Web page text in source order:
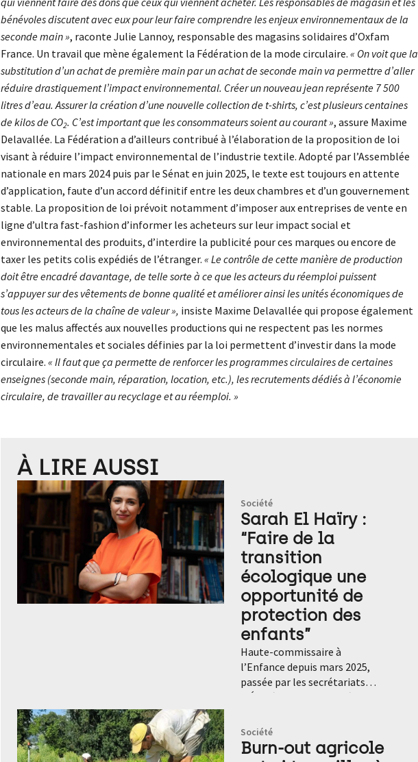
bénévoles discutent avec eux pour leur faire comprendre les enjeux environnementaux de la
seconde main », raconte Julie Lannoy, responsable des magasins solidaires d’Oxfam
France. Un travail que mène également la Fédération de la mode circulaire. « On voit que la
substitution d’un achat de première main par un achat de seconde main va permettre d’aller
réduire drastiquement l’impact environnemental. Créer un nouveau jean représente 7 500
litres d’eau. Assurer la création d’une nouvelle collection de t-shirts, c’est plusieurs centaines
de kilos de CO2. C’est important que les consommateurs soient au courant », assure Maxime
Delavallée. La Fédération a d’ailleurs contribué à l’élaboration de la proposition de loi
visant à réduire l’impact environnemental de l’industrie textile. Adopté par l’Assemblée
nationale en mars 2024 puis par le Sénat en juin 2025, le texte est toujours en attente
d’application, faute d’un accord définitif entre les deux chambres et d’un gouvernement
stable. La proposition de loi prévoit notamment d’imposer aux entreprises de vente en
ligne d’ultra fast-fashion d’informer les acheteurs sur leur impact social et
environnemental des produits, d’interdire la publicité pour ces marques ou encore de
taxer les petits colis expédiés de l’étranger. « Le contrôle de cette manière de production
doit être encadré davantage, de telle sorte à ce que les acteurs du réemploi puissent
s’appuyer sur des vêtements de bonne qualité et améliorer ainsi les unités économiques de
tous les acteurs de la chaîne de valeur », insiste Maxime Delavallée qui propose également
que les malus affectés aux nouvelles productions qui ne respectent pas les normes
environnementales et sociales définies par la loi permettent d’investir dans la mode
circulaire. « Il faut que ça permette de renforcer les programmes circulaires de certaines
enseignes (seconde main, réparation, location, etc.), les recrutements dédiés à l’économie
circulaire, de travailler au recyclage et au réemploi. »
À LIRE AUSSI
Société
Sarah El Haïry :
“Faire de la
transition
écologique une
opportunité de
protection des
enfants”
Haute-commissaire à l’Enfance depuis mars 2025, passée par les secrétariats d’État à la Jeunesse et à la Biodiversité, Sarah El Haïry souhaite que les enjeux de la transition soient l’occasion d’intégrer davantage la protection de l’enfance dans les politiques publiques. Deux avancées qui, selon elle, doivent aller de pair. Entretien. Propos recueillis par Réjane d’Espirac Quelles sont les missions du Haut-commissariat à l’Enfance ? La création du Haut-commissariat à l’Enfance a été annoncée le 28 décembre 2024 en réponse à une urgence : celle de protéger les plus jeunes de la précarité, de la violence et de l’isolement. La convention internationale des droits de l’enfant, adoptée le 20 novembre 1989 par les Nations-Unies, dit qu’un enfant a le droit de jouer et de grandir en sécurité. En France aujourd’hui, un enfant sur cinq est en situation de pauvreté. Au 31 décembre 2023, plus de 220000 enfants étaient pris en charge par l’Aide sociale à l’enfance. Cette précarité affecte l’accès à l’éducation, à la santé, aux loisirs, à la culture, au logement et à la mobilité. Notre première mission est de renforcer leur protection face à toutes les violences dont ils font l’objet. Nous intervenons aussi en matière de santé, d’accueil et d’accompagnement à la parentalité. L’un de mes chantiers est de développer une véritable culture de la prévention, permettant de réduire les risques au maximum, mais aussi de changer l’orientation de nos politiques publiques, encore trop axées sur le curatif. L’enfance n’est pas pensée, pour l’instant, de manière transversale et pluridisciplinaire. On envisage l’enfant sous le prisme de la santé, ou de l’éducation, ou de la justice… Je souhaite briser ces silos, afin de remettre l’enfant au centre. Pour cela, nous organisons la concertation entre des acteurs aux logiques parfois divergentes – institutions, entreprises, associations, services sociaux… – afin de parvenir à créer des coalitions. Comment intégrez-vous dans ces missions les enjeux de la transition ? L’important à mon sens est d’inclure l’enfant dans toutes les politiques de transition. Qu’il s’agisse d’aménagement urbain, de mobilité ou d’alimentation, il faut faire des nécessaires évolutions de ces secteurs une opportunité pour protéger les enfants. La transition écologique, comme la protection de l’enfance, doivent devenir des préoccupations centrales et transversales. Ce ne sont plus des sujets annexes. Leur prise en compte doit imprégner toutes nos décisions. C’est un changement de paradigme. Les enfants sont les premiers touchés par les questions de santé environnementale. Ce sont les plus vulnérables face à la pollution de l’air et à l’exposition à certaines substances toxiques. Comme ils sont les plus exposés, il faut penser l’ensemble des projets de transition à hauteur d’enfants. Nous avons envers eux une responsabilité de protection et d’accompagnement. C’est un combat commun : pour les enjeux que nous avons à porter, j’ai autant besoin de l’élu en charge de l’urbanisme que de celui qui s’occupe de la petite enfance. Vous avez des exemples ? Prenons la pollution lumineuse, très nuisible à la biodiversité. Les projets de smart cities intègrent la mise en place de capteurs de mouvement et de luminosité, afin d’adapter l’intensité lumineuse aux besoins. À ce dispositif, il faut inclure des capteurs à hauteur d’un enfant d’un mètre vingt – qui seront également utiles pour les personnes en fauteuil roulant. Idem pour les feux tricolores, que l’on peut équiper de détecteurs identifiant la présence d’enfants, afin d’allonger la durée des feux pour leur permettre de traverser à leur rythme en toute sécurité. Je ne suis pas techno-solutionniste, mais je me dis que l’on peut profiter de certaines opportunités pour adapter la ville aux enfants. Selon une étude récente de l’Ademe, l’agence de la transition écologique, les enfants d’aujourd’hui vont à l’école tout seuls à partir de 11 ans, soit un an plus tard que la génération de leurs parents, à cause des dangers perçus. Il faut rendre la ville plus sûre. L’Irlande, par exemple, a mis en place des pistes cyclables dédiées aux plus jeunes, interdites aux vélos électriques qui filent à toute allure ! Ne pas adapter la ville à leurs besoins, c’est prendre le risque de les cantonner encore plus dans leur chambre, où le monde virtuel et donc les réseaux sociaux les maintiennent déjà beaucoup. Un espace public où les enfants ne sont pas les bienvenus, c’est une discrimination. Quel est le niveau d’éco-anxiété chez les jeunes ? Il existe plusieurs niveaux. Selon un autre rapport publié par l’Ademe en 2025, 15% des Français sont “moyennement touchés” par l’éco-anxiété et 5% “très fortement touchés”. Les jeunes sont plus éco-anxieux que leurs aînés. Si l’éco-anxiété affecte 22% des 50-64 ans et 31% des 35-49 ans, elle concerne 33% des 15-24 ans et 39% des 25-34 ans. Ces deux classes d’âge sont aussi les plus exposées en termes de santé mentale : 8 à 10% des 15-34 ans s’avèrent “très fortement éco-anxieux”. Globalement, on distingue différents profils : les éco-indifférents, les éco-détachés, les éco-soucieux, les éco-préoccupés, les éco-alarmés, les éco-effrayés et les éco-terrifiés. L’étude montre aussi que les filles sont plus éco-anxieuses que les garçons. Comment répondre à cette éco-anxiété ? D’abord, il ne faut pas hésiter à l’exprimer auprès d’un professionnel de santé et à se faire accompagner. L’éco-anxiété est admise désormais comme un fait psycho-social ; ce n’est pas une lubie. Ensuite, il faut promouvoir l’action ; chaque éco-engagement agit comme un régulateur. Notre rôle est d’aider à systématiser des occasions de faire, dès le plus jeune âge. Aujourd’hui par exemple, nous accompagnons la création de potagers dans des crèches, car nous savons que plus l’enfant est au contact de la nature, plus il prend conscience de sa relation avec elle, plus il se sent acteur, plus cela nourrit sa santé physique et mentale. En tant que ministre j’ai également pu porter la présence d’éco-délégués dans les collèges et les lycées, ainsi que les services civiques écologiques qui permettent aux 16-25 ans de s’engager pour plusieurs mois dans une mission environnementale indemnisée. Ce sont des opportunités d’action. Comment l’école s’adapte-t-elle structurellement aux enjeux de la transition ? La désimperméabilisation de certaines cours d’école a permis de réintroduire des îlots de fraîcheur. S’il s’agissait d’abord d’assurer le bien-être des enfants, en anticipation des pics de chaleur induits par le réchauffement climatique, ces initiatives ont aussi permis d’améliorer le cycle de l’eau et de réintroduire de la biodiversité à l’intérieur de territoires qui avaient été complètement bétonnés. À Barcelone, où les établissements scolaires se sont déjà beaucoup adaptés aux enjeux de la transition, ils sont en train de transformer les écoles, afin d’offrir aux enfants des lieux de socialisation, dotés d’une bonne qualité d’air. Ces projets permettent de faire converger les nécessités sociales et écologiques. Qu’en est-il de l’accès à une alimentation durable ? C’est aussi un enjeu fort, tant sur le plan social qu’écologique. Les repas en temps collectif sont une opportunité. D’abord, ils répondent à des précarités. Le déjeuner à la cantine est pour certains enfants le seul repas où ils peuvent, par exemple, manger des fruits frais et de saison. Des études montrent que la qualité des repas pris à la maison se dégradent également par l’omniprésence des écrans et la dégradation des liens familiaux : beaucoup d’enfants mangent seuls ou devant un écran. C’est délétère. Sur le plan écologique, la mise en œuvre des lois Égalim et l’obligation d’introduire des produits biologiques et locaux dans les cantines permettent d’améliorer la qualité nutritionnelle des repas. Nous sommes en train d’organiser une action avec des chefs étoilés dans les écoles, dans un objectif d’apprentissage des produits et des bons réflexes alimentaires. Quelle est la place de l’éducation à l’environnement dans les programmes scolaires ? À mon sens, il ne faut plus en faire un thème séparé. L’éducation à l’environnement, c’est l’éducation à l’avenir. Cela devrait davantage apparaître en filigrane dans tous les apprentissages. Adapter les pédagogies, prendre acte des transitions, comprendre les trajectoires en termes de climat, de pression sur la biodiversité et d’accès aux ressources, donner les moyens de devenir des acteurs de l’adaptation : dès la maternelle, on peut sensibiliser les enfants à la préservation de l’eau, au tri, à la saisonnalité… Il faut leur faire côtoyer et aimer la nature dès le plus jeune âge, même s’ils vivent dans des environnements urbains, par exemple par des visites très régulières en forêt ou dans des fermes pédagogiques. Ces actions ne doivent plus être des expérimentations isolées. Elles doivent se généraliser. La virtualité omniprésente dans la vie des enfants et des adolescents ne nuit-elle pas à leur intérêt pour ce qui les entoure ? La place des écrans est un sujet important, face auquel nous ne pouvons pas laisser les parents seuls. La vitesse avec laquelle l’intelligence artificielle s’intègre dans nos vies est très rapide et très brutale. 70% des parents se disent dépassés. Il faut les aider à estimer la place que prend ce monde virtuel dans le quotidien de leurs enfants, à identifier ses conséquences sur leur santé mentale et somatique, et à s’en ressaisir. Il convient par exemple d’expliquer ce qu’est une bulle algorithmique et de souligner ses biais, pour développer l’esprit critique. Un autre enjeu est de travailler avec les grands opérateurs numériques et les associations pour assurer la protection des jeunes dans ces espaces. Qu’ils ne tombent pas sur un contenu pornographique au détour d’une plateforme de jeu, par exemple. On estime que la majorité des collégiens et des lycéens ont déjà été exposés à des images pornographiques sans le désirer. D’ores et déjà, nous avons obtenu légal
Société
Burn-out agricole